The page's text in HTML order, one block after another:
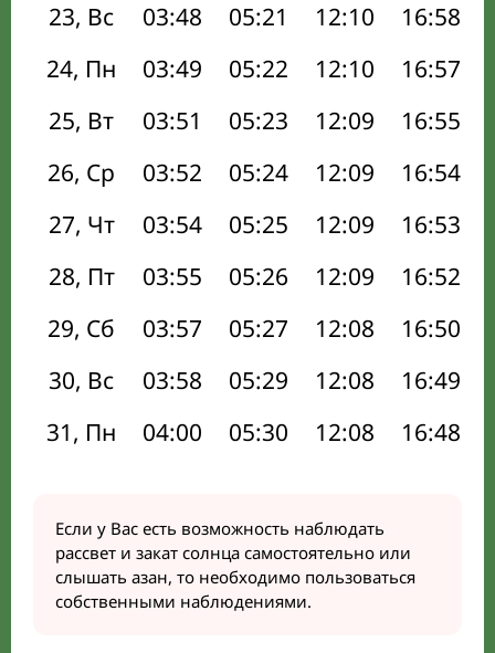
23, Вс
03:48 05:21 12:10 16:58
24, Пн
03:49 05:22 12:10 16:57
25, Вт
03:51 05:23 12:09 16:55
26, Ср
03:52 05:24 12:09 16:54
27, Чт
03:54 05:25 12:09 16:53
28, Пт
03:55 05:26 12:09 16:52
29, Сб
03:57 05:27 12:08 16:50
30, Вс
03:58 05:29 12:08 16:49
31, Пн
04:00 05:30 12:08 16:48
Если у Вас есть возможность наблюдать
рассвет и закат солнца самостоятельно или
слышать азан, то необходимо пользоваться
собственными наблюдениями.